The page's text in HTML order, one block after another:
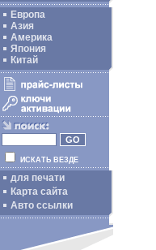
Европа
Азия
Америка
Япония
Китай
ИСКАТЬ ВЕЗДЕ
для печати
Карта сайта
Авто ссылки